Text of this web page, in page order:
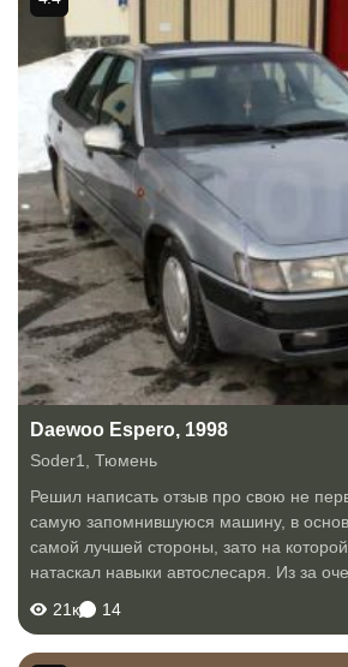
Daewoo Espero, 1998
Soder1
Тюмень
Решил написать отзыв про свою не
самую запомнившуюся машину, в
самой лучшей стороны, зато на
натаскал навыки автослесаря. Из за
бюджета выбор машин на тот момент
ВАЗы, с поломками которых уже...
21к 14